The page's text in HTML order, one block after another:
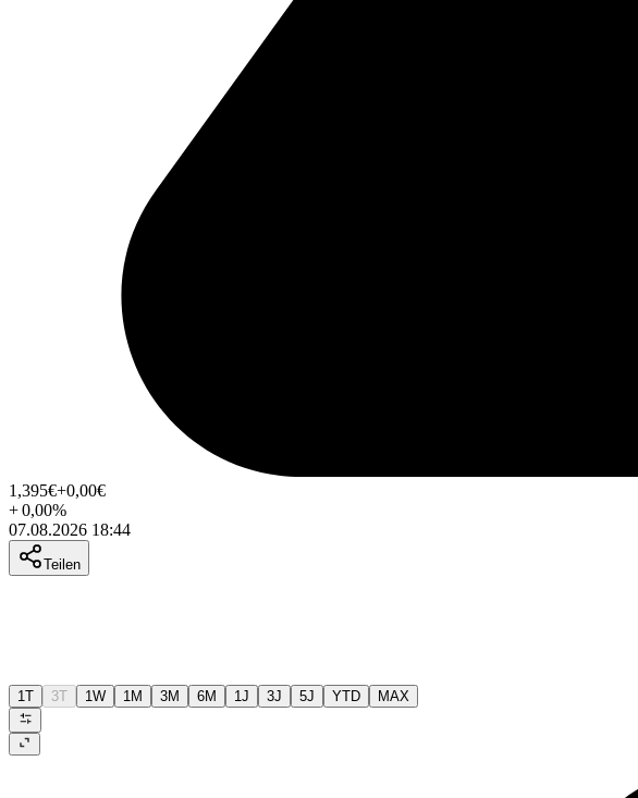
1,395€+0,00€
+0,00%
07.08.2026 18:44
Teilen
1T 3T 1W 1M 3M 6M 1J 3J 5J YTD MAX